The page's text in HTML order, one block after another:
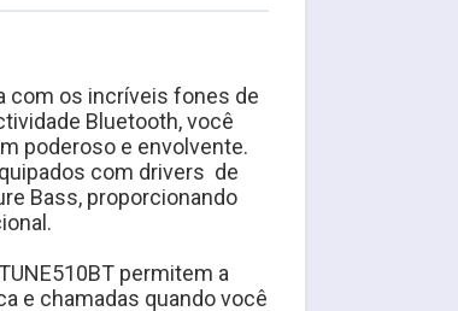
com os incríveis fones de
Bluetooth, você
poderoso e envolvente.
com drivers  de
Bass, proporcionando
permitem a
e chamadas quando você